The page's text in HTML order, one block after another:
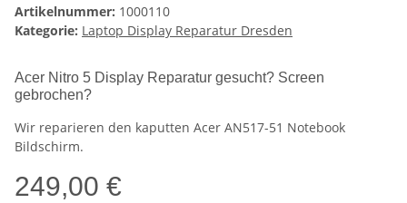
Artikelnummer: 1000110
Kategorie: Laptop Display Reparatur Dresden
Acer Nitro 5 Display Reparatur gesucht? Screen
gebrochen?
Wir reparieren den kaputten Acer AN517-51 Notebook
Bildschirm.
249,00 €